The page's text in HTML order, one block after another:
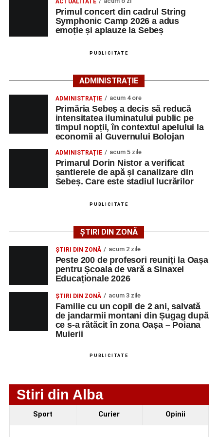
Adaugă-ne ca sursă preferată
Urmărește-ne pe Google News
Primăria Sebeș a decis să reducă intensitatea
iluminatului public pe timpul nopții, în contextul
apelului la economii al Guvernului Bolojan
Duminică, 23 august 2026, Râpa Roșie găzduiește
cea de-a III-a ediție a concursului „CicloAventurier
de Sebeș”
Primul concert din cadrul String Symphonic Camp
2026 a adus emoție și aplauze la Sebeș
participă, timp de o săptămână, la cursuri de
perfecționare, repetiții și activități artistice desfășurate sub
îndrumarea unor profesori și mentori.
au venit la Sebeș și au susținut un recital apreciat de
tinerilor muzicieni și munca depusă în cadrul taberei, iar
spectatorii au răsplătit prestațiile cu aplauze îndelungate.
Evenimentul face parte din programulString Symphonic
Camp 2026, proiect susținut de Rotary Club Alba Iulia
care urmărește să ofere tinerilor muzicieni oportunitatea
ACTUALITATE
Primul concert din cadrul String
Symphonic Camp 2026 a adus
emoție și aplauze la Sebeș
PUBLICITATE
ADMINISTRAȚIE
ADMINISTRAȚIE acum 4 ore
Primăria Sebeș a decis să reducă
intensitatea iluminatului public pe
timpul nopții, în contextul apelului la
economii al Guvernului Bolojan
ADMINISTRAȚIE acum 5 zile
Primarul Dorin Nistor a verificat
șantierele de apă și canalizare din
Sebeș. Care este stadiul lucrărilor
PUBLICITATE
ȘTIRI DIN ZONĂ
ȘTIRI DIN ZONĂ acum 2 zile
Peste 200 de profesori reuniți la Oașa
pentru Școala de vară a Sinaxei
Educaționale 2026
ȘTIRI DIN ZONĂ acum 3 zile
Familie cu un copil de 2 ani, salvată
de jandarmii montani din Șugag după
ce s-a rătăcit în zona Oașa – Poiana
Muierii
PUBLICITATE
Stiri din Alba
Sport Curier Opinii